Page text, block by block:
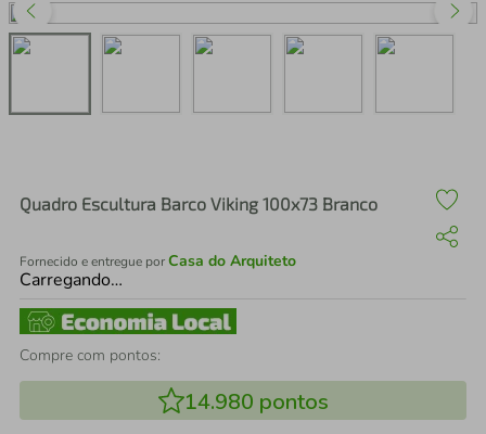
Quadro Escultura Barco Viking 100x73 Branco
Fornecido e entregue porCasa do Arquiteto
Carregando…
Compre com pontos:
14.980 pontos
perfume